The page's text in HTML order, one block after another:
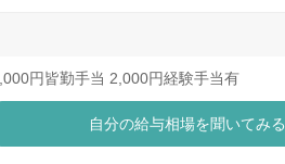
円皆勤手当 2,000円経験手当有
自分の給与相場を聞いてみる